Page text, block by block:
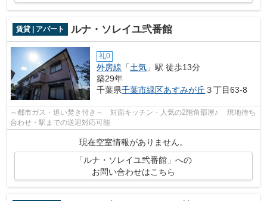
賃貸 | アパート ルナ・ソレイユ弐番館
礼0
外房線 「土気 」駅 徒歩13分
築29年
千葉県千葉市緑区あすみが丘 ３丁目63-8
～都市ガス・追い焚き付き～ 対面キッチン・人気の2階角部屋♪ 現地待ち
合わせ・駅までの送迎対応可能
現在空室情報がありません。
「ルナ・ソレイユ弐番館」への
お問い合わせはこちら